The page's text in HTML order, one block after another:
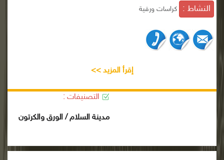
النشاط : كراسات ورقية
إقرأ المزيد >>
التصنيفات :
مدينة السلام / الورق والكرتون